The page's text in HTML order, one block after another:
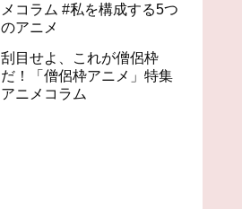
メコラム #私を構成する5つ
のアニメ
刮目せよ、これが僧侶枠
だ！「僧侶枠アニメ」特集
アニメコラム